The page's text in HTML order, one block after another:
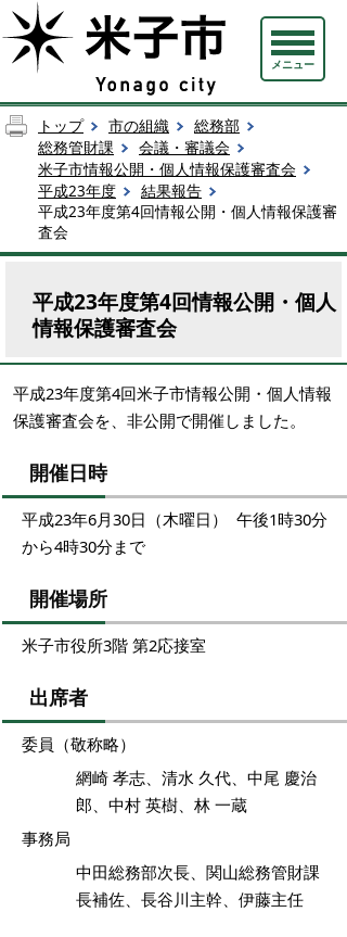
メニュー
トップ 市の組織
総務部
総務管財課
会議・審議会
米子市情報公開・個人情報保護審査会
平成23年度
結果報告
平成23年度第4回情報公開・個人情報保護審
査会
平成23年度第4回情報公開・個人
情報保護審査会
平成23年度第4回米子市情報公開・個人情報
保護審査会を、非公開で開催しました。
開催日時
平成23年6月30日（木曜日） 午後1時30分
から4時30分まで
開催場所
米子市役所3階 第2応接室
出席者
委員（敬称略）
網崎 孝志、清水 久代、中尾 慶治
郎、中村 英樹、林 一蔵
事務局
中田総務部次長、関山総務管財課
長補佐、長谷川主幹、伊藤主任